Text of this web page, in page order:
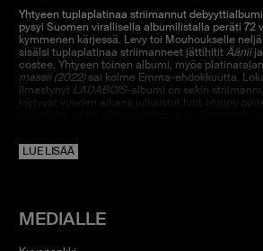
Yhtyeen tuplaplatinaa striimannut debyyttialbumi
pysyi Suomen virallisella albumilistalla peräti 72
kymmenen kärjessä. Levy toi Mouhoukselle
sisälsi tuplaplatinaa striimanneet jättihititÄäniija
costee. Yhtyeen toinen albumi, myös
massii (2022)sai kolme Emma-ehdokkuutta.
ilmestynyt LADABOIS-albumi on sekin
löytyvät vuoden aikana julkaistut hitit Huppu pääs
Mouhous on valloittanut yleisön sydämet
yleisöön ovat vahvistaneet Mouhouksen asemaa
parhaista livebändeistä ja tämä on näkynyt
LUE LISÄÄ
MEDIALLE